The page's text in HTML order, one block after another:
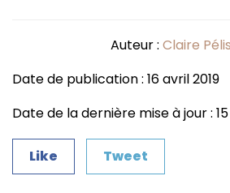
Auteur : Claire
Date de publication : 16 avril 2019
Date de la dernière mise à jour :
Like Tweet